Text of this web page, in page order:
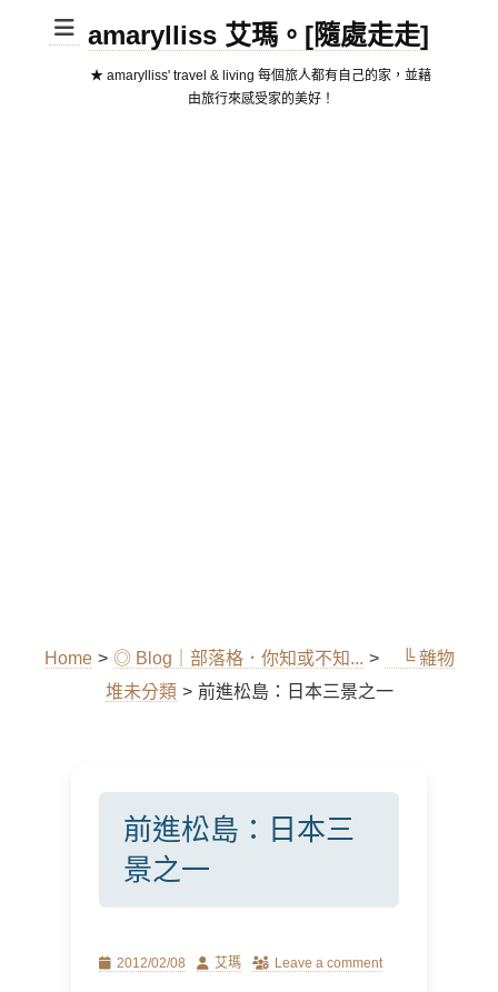
amarylliss 艾瑪。[隨處走走]
★ amarylliss' travel & living 每個旅人都有自己的家，並藉
由旅行來感受家的美好！
Home > ◎ Blog｜部落格．你知或不知... >
╚ 雜物
堆未分類 > 前進松島：日本三景之一
前進松島：日本三
景之一
Posted2012/02/08 Author
艾瑪 Leave a comment